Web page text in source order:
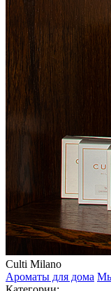
Culti Milano
Ароматы для дома